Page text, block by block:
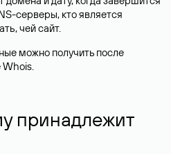
серверы, кто является
чей сайт.
можно получить после
Whois.
принадлежит